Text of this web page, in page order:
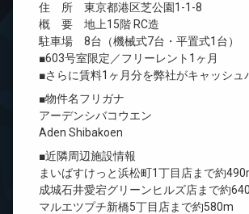
住 所 東京都港区芝公園1-1-8
概 要 地上15階 RC造
駐車場 8台（機械式7台・平置式1台）
■603号室限定／フリーレント1ヶ月
■さらに賃料1ヶ月分を弊社がキャッシュ
■物件名フリガナ
アーデンシバコウエン
Aden Shibakoen
■近隣周辺施設情報
まいばすけっと浜松町1丁目店まで約
成城石井愛宕グリーンヒルズ店まで約
マルエツプチ新橋5丁目店まで約580m